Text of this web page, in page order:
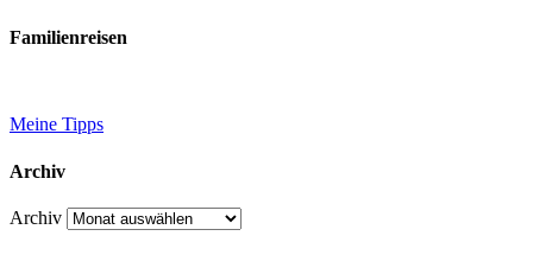
Familienreisen
Meine Tipps
Archiv
Archiv